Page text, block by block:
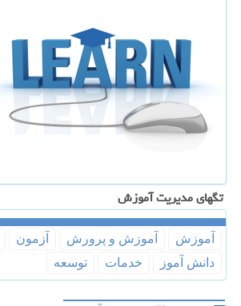
تگهای مدیریت آموزش
آموزش آموزش و پرورش آزمون
دانش آموز
خدمات توسعه